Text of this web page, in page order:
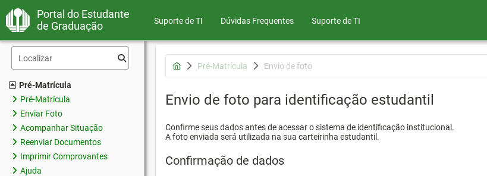
Portal do Estudante
de Graduação
Suporte de TI Dúvidas Frequentes Suporte de TI
Pré-Matrícula
Pré-Matrícula
Enviar Foto
Acompanhar Situação
Reenviar Documentos
Imprimir Comprovantes
Ajuda
Pré-Matrícula Envio de foto
Envio de foto para identificação estudantil
Confirme seus dados antes de acessar o sistema de identificação institucional.
A foto enviada será utilizada na sua carteirinha estudantil.
Confirmação de dados